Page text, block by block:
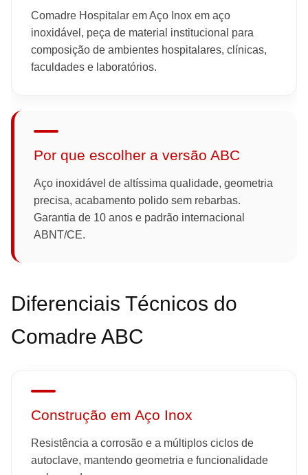
Comadre Hospitalar em Aço Inox em aço
inoxidável, peça de material institucional para
composição de ambientes hospitalares, clínicas,
faculdades e laboratórios.
Por que escolher a versão ABC
Aço inoxidável de altíssima qualidade, geometria
precisa, acabamento polido sem rebarbas.
Garantia de 10 anos e padrão internacional
ABNT/CE.
Diferenciais Técnicos do
Comadre ABC
Construção em Aço Inox
Resistência a corrosão e a múltiplos ciclos de
autoclave, mantendo geometria e funcionalidade